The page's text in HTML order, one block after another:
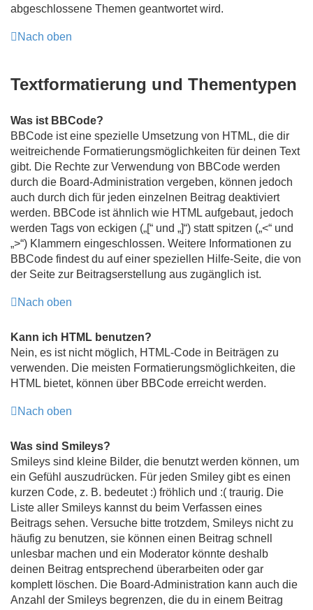
abgeschlossene Themen geantwortet wird.
Nach oben
Textformatierung und Thementypen
Was ist BBCode?
BBCode ist eine spezielle Umsetzung von HTML, die dir
weitreichende Formatierungsmöglichkeiten für deinen Text
gibt. Die Rechte zur Verwendung von BBCode werden
durch die Board-Administration vergeben, können jedoch
auch durch dich für jeden einzelnen Beitrag deaktiviert
werden. BBCode ist ähnlich wie HTML aufgebaut, jedoch
werden Tags von eckigen („[“ und „]“) statt spitzen („<“ und
„>“) Klammern eingeschlossen. Weitere Informationen zu
BBCode findest du auf einer speziellen Hilfe-Seite, die von
der Seite zur Beitragserstellung aus zugänglich ist.
Nach oben
Kann ich HTML benutzen?
Nein, es ist nicht möglich, HTML-Code in Beiträgen zu
verwenden. Die meisten Formatierungsmöglichkeiten, die
HTML bietet, können über BBCode erreicht werden.
Nach oben
Was sind Smileys?
Smileys sind kleine Bilder, die benutzt werden können, um
ein Gefühl auszudrücken. Für jeden Smiley gibt es einen
kurzen Code, z. B. bedeutet :) fröhlich und :( traurig. Die
Liste aller Smileys kannst du beim Verfassen eines
Beitrags sehen. Versuche bitte trotzdem, Smileys nicht zu
häufig zu benutzen, sie können einen Beitrag schnell
unlesbar machen und ein Moderator könnte deshalb
deinen Beitrag entsprechend überarbeiten oder gar
komplett löschen. Die Board-Administration kann auch die
Anzahl der Smileys begrenzen, die du in einem Beitrag